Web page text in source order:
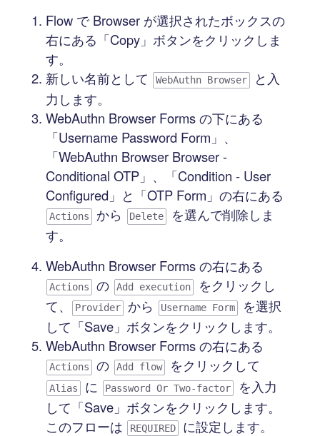
Flow で Browser が選択されたボックスの
右にある「Copy」ボタンをクリックしま
す。
新しい名前として
WebAuthn Browser
と入
力します。
WebAuthn Browser Forms の下にある
「Username Password Form」、
「WebAuthn Browser Browser -
Conditional OTP」、「Condition - User
Configured」と「OTP Form」の右にある
Actions から Delete
を選んで削除しま
す。
WebAuthn Browser Forms の右にある
Actions の Add execution
をクリックし
て、
Provider から Username Form
を選択
して「Save」ボタンをクリックします。
WebAuthn Browser Forms の右にある
Actions の Add flow をクリックして
Alias に Password Or Two-factor
を入力
して「Save」ボタンをクリックします。
このフローは
REQUIRED
に設定します。